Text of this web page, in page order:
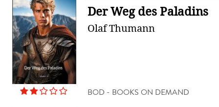
Der Weg des Paladins
Olaf Thumann
BOD - BOOKS ON DEMAND